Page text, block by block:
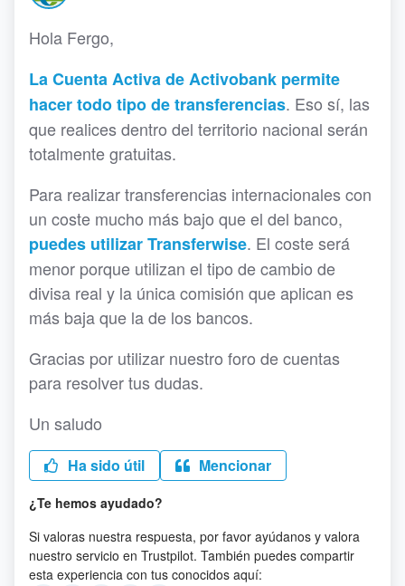
Hola Fergo,
La Cuenta Activa de Activobank permite
hacer todo tipo de transferencias. Eso sí, las
que realices dentro del territorio nacional serán
totalmente gratuitas.
Para realizar transferencias internacionales con
un coste mucho más bajo que el del banco,
puedes utilizar Transferwise. El coste será
menor porque utilizan el tipo de cambio de
divisa real y la única comisión que aplican es
más baja que la de los bancos.
Gracias por utilizar nuestro foro de cuentas
para resolver tus dudas.
Un saludo
Ha sido útil Mencionar
¿Te hemos ayudado?
Si valoras nuestra respuesta, por favor ayúdanos y valora
nuestro servicio en Trustpilot. También puedes compartir
esta experiencia con tus conocidos aquí: